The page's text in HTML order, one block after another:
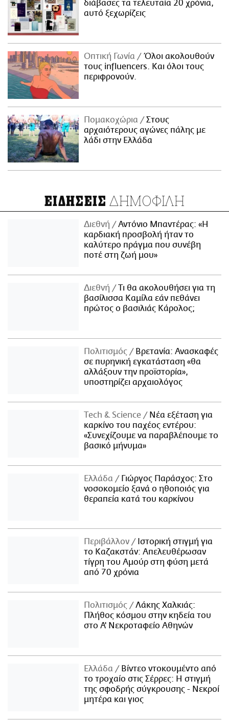
διάβασες τα τελευταία 20 χρόνια,
αυτό ξεχωρίζεις
Οπτική Γωνία
Όλοι ακολουθούν
τους influencers. Και όλοι τους
περιφρονούν.
Πομακοχώρια
Στους
αρχαιότερους αγώνες πάλης με
λάδι στην Ελλάδα
ΕΙΔΗΣΕΙΣ ΔΗΜΟΦΙΛΗ
Διεθνή
Αντόνιο Μπαντέρας: «Η
καρδιακή προσβολή ήταν το
καλύτερο πράγμα που συνέβη
ποτέ στη ζωή μου»
Διεθνή
Τι θα ακολουθήσει για τη
βασίλισσα Καμίλα εάν πεθάνει
πρώτος ο βασιλιάς Κάρολος;
Πολιτισμός
Βρετανία: Ανασκαφές
σε πυρηνική εγκατάσταση «θα
αλλάξουν την προϊστορία»,
υποστηρίζει αρχαιολόγος
Τech & Science
Νέα εξέταση για
καρκίνο του παχέος εντέρου:
«Συνεχίζουμε να παραβλέπουμε το
βασικό μήνυμα»
Ελλάδα
Γιώργος Παράσχος: Στο
νοσοκομείο ξανά ο ηθοποιός για
θεραπεία κατά του καρκίνου
Περιβάλλον
Ιστορική στιγμή για
το Καζακστάν: Απελευθέρωσαν
τίγρη του Αμούρ στη φύση μετά
από 70 χρόνια
Πολιτισμός
Λάκης Χαλκιάς:
Πλήθος κόσμου στην κηδεία του
στο Α' Νεκροταφείο Αθηνών
Ελλάδα
Βίντεο ντοκουμέντο από
το τροχαίο στις Σέρρες: Η στιγμή
της σφοδρής σύγκρουσης - Νεκροί
μητέρα και γιος